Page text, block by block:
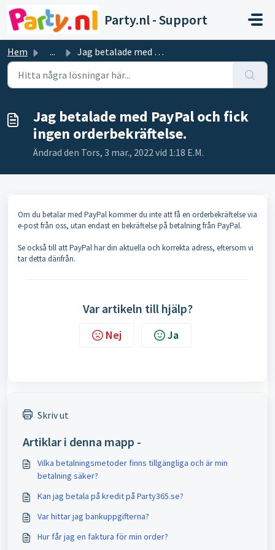
Hoppa över till huvudinnehåll
Party.nl - Support
Hem ... Jag betalade med PayPal och fick ingen orderbekräftelse.
Jag betalade med PayPal och fick
ingen orderbekräftelse.
Ändrad den Tors, 3 mar., 2022 vid 1:18 E.M.
Om du betalar med PayPal kommer du inte att få en orderbekräftelse via
e-post från oss, utan endast en bekräftelse på betalning från PayPal.
Se också till att PayPal har din aktuella och korrekta adress, eftersom vi
tar detta därifrån.
Var artikeln till hjälp?
Nej Ja
Skriv ut
Artiklar i denna mapp -
Vilka betalningsmetoder finns tillgängliga och är min
betalning säker?
Kan jag betala på kredit på Party365.se?
Var hittar jag bankuppgifterna?
Hur får jag en faktura för min order?